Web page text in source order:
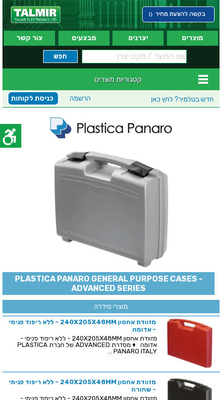
בקשה להצעת מחיר 0
מוצרים יצרנים מבצעים צור קשר
קטגוריות מוצרים
חדש בטלמיר? לחץ כאן כניסת לקוחות הרשמה
PLASTICA PANARO GENERAL PURPOSE CASES -
ADVANCED SERIES
מוצרי סידרה
מזוודת אחסון 240X205X48MM - ללא ריפוד פנימי
- אדומה
מזוודת אחסון 240X205X48MM - ללא ריפוד פנימי -
אדומה ♦ מסדרת ADVANCED של חברת PLASTICA
PANARO ITALY ...
מזוודת אחסון 240X205X48MM - ללא ריפוד פנימי
- שחורה
מזוודת אחסון 240X205X48MM - ללא ריפוד פנימי -